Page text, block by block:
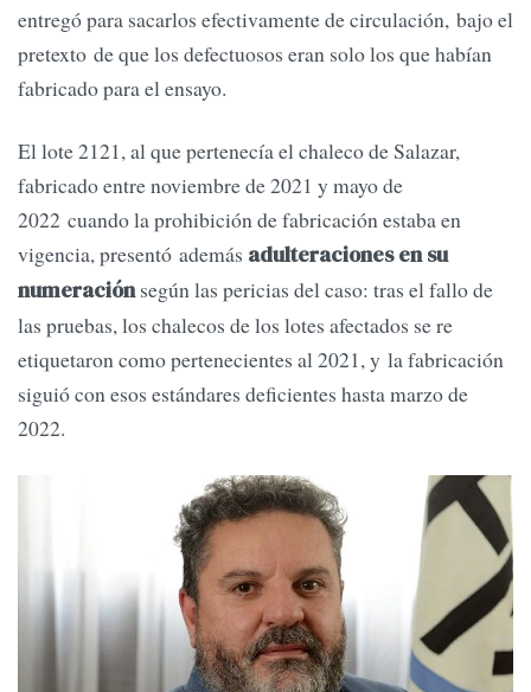
entregó para sacarlos efectivamente de circulación, bajo el
pretexto de que los defectuosos eran solo los que habían
fabricado para el ensayo.
El lote 2121, al que pertenecía el chaleco de Salazar,
fabricado entre noviembre de 2021 y mayo de
2022 cuando la prohibición de fabricación estaba en
vigencia, presentó además adulteraciones en su
numeraciónsegún las pericias del caso: tras el fallo de
las pruebas, los chalecos de los lotes afectados se re
etiquetaron como pertenecientes al 2021, y la fabricación
siguió con esos estándares deficientes hasta marzo de
2022.